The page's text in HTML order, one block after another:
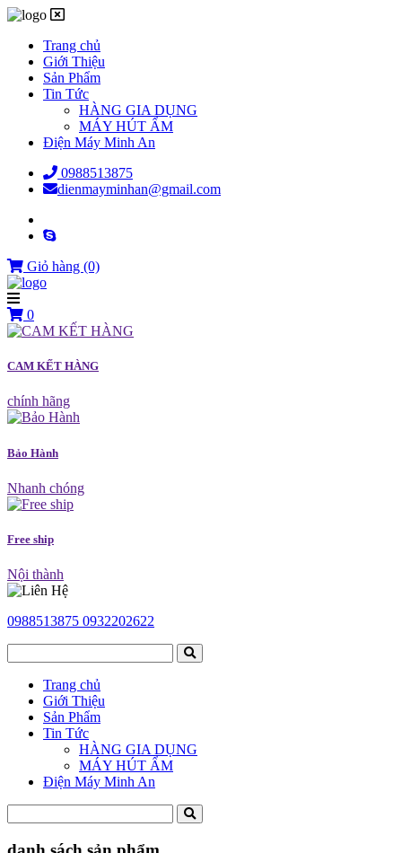
Trang chủ
Giới Thiệu
Sản Phẩm
Tin Tức
HÀNG GIA DỤNG
MÁY HÚT ẨM
Điện Máy Minh An
0988513875
dienmayminhan@gmail.com
Giỏ hàng (0)
0
CAM KẾT HÀNG
chính hãng
Bảo Hành
Nhanh chóng
Free ship
Nội thành
0988513875 0932202622
Trang chủ
Giới Thiệu
Sản Phẩm
Tin Tức
HÀNG GIA DỤNG
MÁY HÚT ẨM
Điện Máy Minh An